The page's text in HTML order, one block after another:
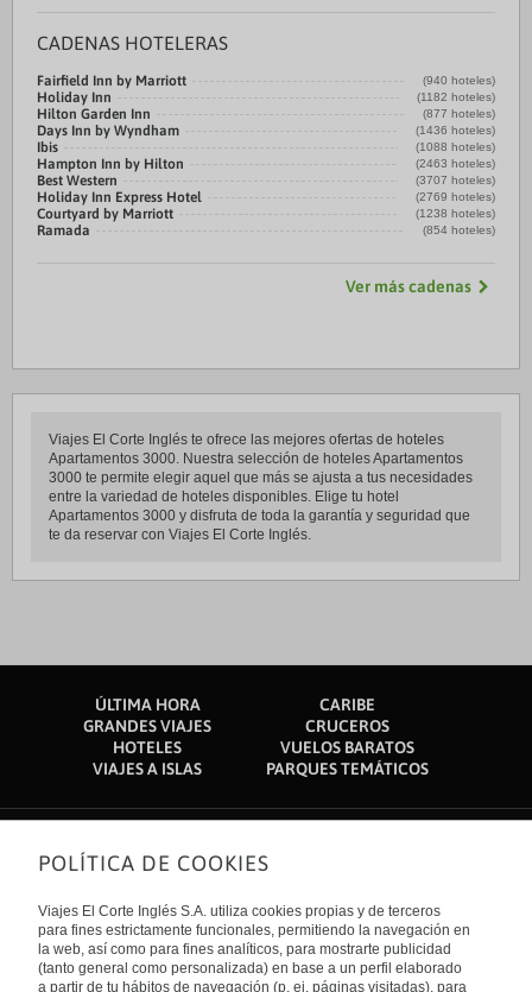
CADENAS HOTELERAS
Fairfield Inn by Marriott (940 hoteles)
Holiday Inn (1182 hoteles)
Hilton Garden Inn (877 hoteles)
Days Inn by Wyndham (1436 hoteles)
Ibis (1088 hoteles)
Hampton Inn by Hilton (2463 hoteles)
Best Western (3707 hoteles)
Holiday Inn Express Hotel (2769 hoteles)
Courtyard by Marriott (1238 hoteles)
Ramada (854 hoteles)
Ver más cadenas
Viajes El Corte Inglés te ofrece las mejores ofertas de hoteles
Apartamentos 3000. Nuestra selección de hoteles Apartamentos
3000 te permite elegir aquel que más se ajusta a tus necesidades
entre la variedad de hoteles disponibles. Elige tu hotel
Apartamentos 3000 y disfruta de toda la garantía y seguridad que
te da reservar con Viajes El Corte Inglés.
ÚLTIMA HORA
CARIBE
GRANDES VIAJES
CRUCEROS
HOTELES
VUELOS BARATOS
VIAJES A ISLAS
PARQUES TEMÁTICOS
Sobre nosotros
Quiénes somos
Financiación
Sostenibilidad
Turismo accesible
Tarjeta El Corte Inglés
Enlaces de interés
Guías de viaje
POLÍTICA DE COOKIES
Viajes El Corte Inglés S.A. utiliza cookies propias y de terceros
para fines estrictamente funcionales, permitiendo la navegación en
la web, así como para fines analíticos, para mostrarte publicidad
(tanto general como personalizada) en base a un perfil elaborado
a partir de tu hábitos de navegación (p. ej. páginas visitadas), para